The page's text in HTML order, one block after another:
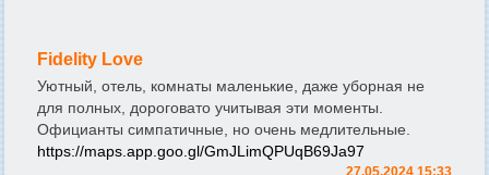
Fidelity Love
Уютный, отель, комнаты маленькие, даже уборная не
для полных, дороговато учитывая эти моменты.
Официанты симпатичные, но очень медлительные.
https://maps.app.goo.gl/GmJLimQPUqB69Ja97